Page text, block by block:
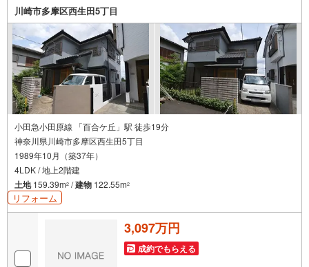
か？何も決まっていなくて大丈夫！まずはお客様の夢をお
聞かせ下さい！未来の「不安」を「安心」に変える「未来
カレンダー」もご来店時に好評です。スタッフ一同いつで
もお客様のお問合せをお待ちしております。
川崎市多摩区西生田5丁目
小田急小田原線 「百合ケ丘」駅 徒歩19分
神奈川県川崎市多摩区西生田5丁目
1989年10月（築37年）
4LDK / 地上2階建
土地159.39m2 /建物 122.55m2
リフォーム
3,097万円
成約でもらえる